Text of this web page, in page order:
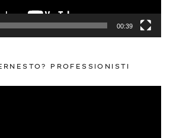
00:39
PROFESSIONISTI